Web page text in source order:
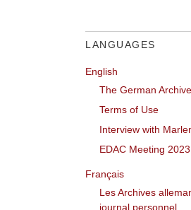
LANGUAGES
English
The German
Terms of Use
Interview with
EDAC Meeting 2023
Français
Les Archives
journal personnel